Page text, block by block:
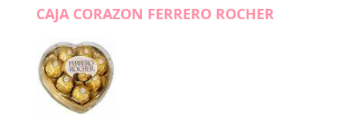
CAJA CORAZON FERRERO ROCHER